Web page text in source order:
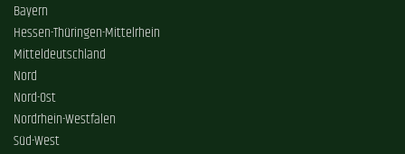
Bayern
Hessen-Thüringen-Mittelrhein
Mitteldeutschland
Nord
Nord-Ost
Nordrhein-Westfalen
Süd-West